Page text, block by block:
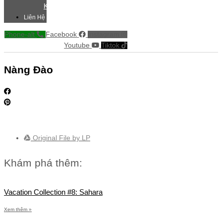
Khác
Liên Hệ
Phone-alt Facebook
Youtube
Tiktok
Nàng Đào
Original File by LP
Khám phá thêm:
Vacation Collection #8: Sahara
Xem thêm »